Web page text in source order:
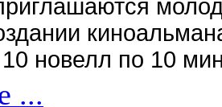
10 новелл по 10
...